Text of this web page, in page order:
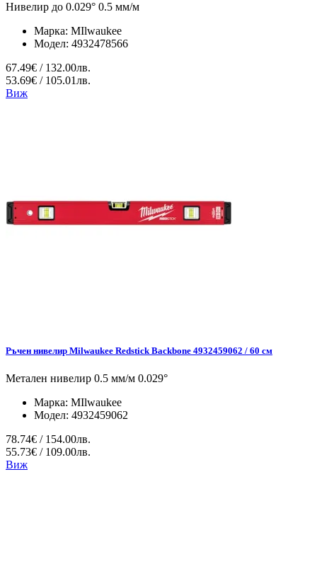
Нивелир до 0.029° 0.5 мм/м
Марка: MIlwaukee
Модел: 4932478566
67.49€ / 132.00лв.
53.69€ / 105.01лв.
Виж
Ръчен нивелир Milwaukee Redstick Backbone 4932459062 / 60 см
Метален нивелир 0.5 мм/м 0.029°
Марка: MIlwaukee
Модел: 4932459062
78.74€ / 154.00лв.
55.73€ / 109.00лв.
Виж